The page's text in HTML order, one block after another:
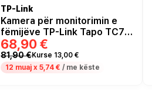
TP-Link
Kamera për monitorimin e
fëmijëve TP-Link Tapo TC72
Pan/Tilt AI Home Security
WiFi 360° - Bardhë
68,90 €
81,90 €Kurse 13,00 €
12 muaj x 5,74 € / me këste